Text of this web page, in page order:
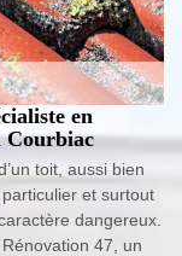
en
Courbiac
toit, aussi bien
et surtout
dangereux.
47, un